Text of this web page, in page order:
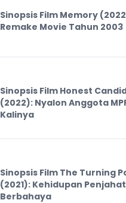
Sinopsis Film Memory
Remake Movie Tahun 2003
Sinopsis Film Honest
(2022): Nyalon Anggota
Kalinya
Sinopsis Film The Turning
(2021): Kehidupan Penjahat
Berbahaya